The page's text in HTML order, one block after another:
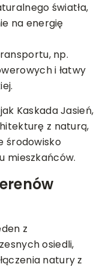
światła,
na energię
np.
i łatwy
Kaskada Jasień,
z naturą,
środowisko
mieszkańców.
z
osiedli,
natury z